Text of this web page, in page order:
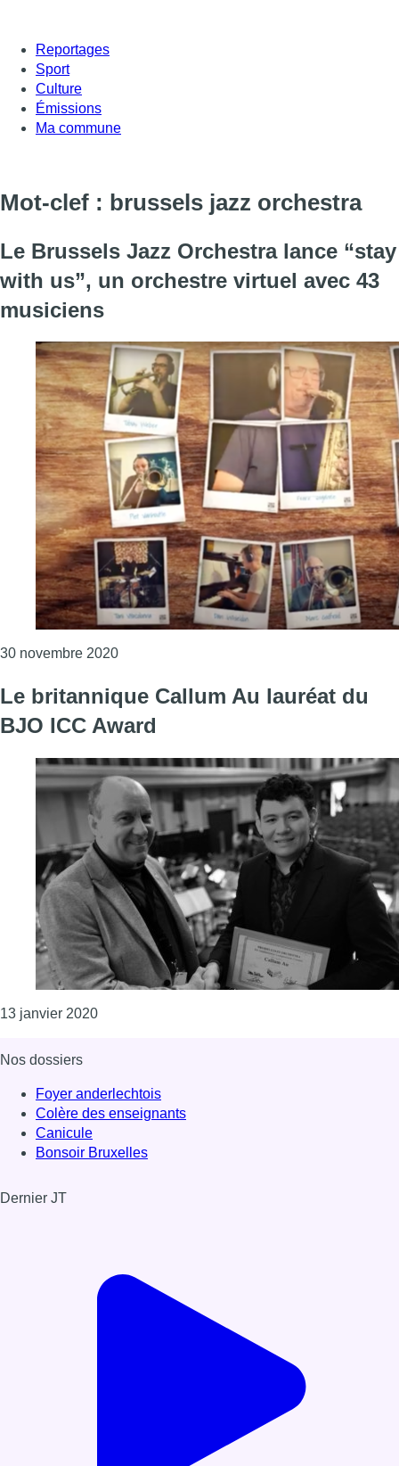
Reportages
Sport
Culture
Émissions
Ma commune
Mot-clef : brussels jazz orchestra
Le Brussels Jazz Orchestra lance “stay
with us”, un orchestre virtuel avec 43
musiciens
30 novembre 2020Consulter l'article "Le Brussels Jazz
Le britannique Callum Au lauréat du
BJO ICC Award
13 janvier 2020Consulter l'article "Le britannique Callum Au
Nos dossiers
Foyer anderlechtois
Colère des enseignants
Canicule
Bonsoir Bruxelles
Dernier JT